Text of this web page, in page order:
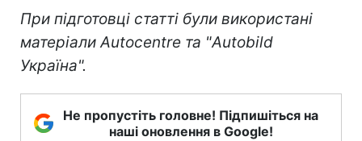
При підготовці статті були використані
матеріалиAutocentre та "Autobild
Україна".
Не пропустіть головне! Підпишіться на
наші оновлення в Google!